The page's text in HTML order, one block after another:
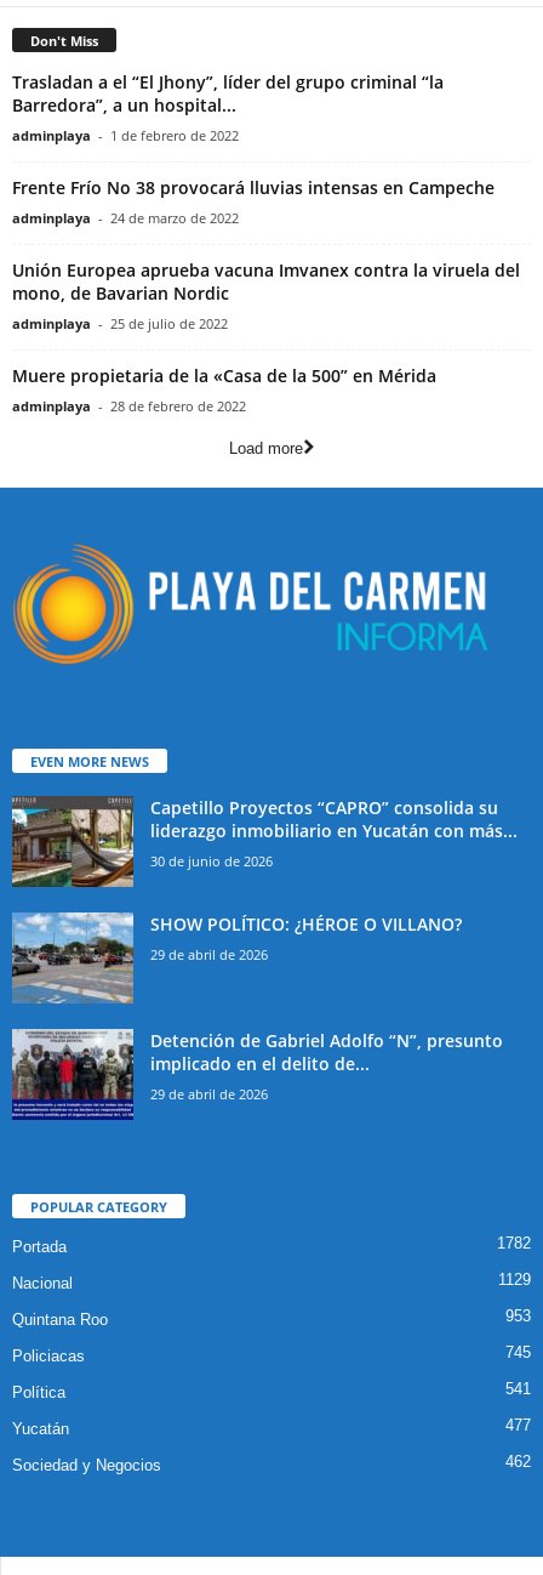
Don't Miss
Trasladan a el “El Jhony”, líder del grupo criminal “la
Barredora”, a un hospital...
adminplaya - 1 de febrero de 2022
Frente Frío No 38 provocará lluvias intensas en Campeche
adminplaya - 24 de marzo de 2022
Unión Europea aprueba vacuna Imvanex contra la viruela del
mono, de Bavarian Nordic
adminplaya - 25 de julio de 2022
Muere propietaria de la «Casa de la 500” en Mérida
adminplaya - 28 de febrero de 2022
Load more
EVEN MORE NEWS
Capetillo Proyectos “CAPRO” consolida su
liderazgo inmobiliario en Yucatán con más...
30 de junio de 2026
SHOW POLÍTICO: ¿HÉROE O VILLANO?
29 de abril de 2026
Detención de Gabriel Adolfo “N”, presunto
implicado en el delito de...
29 de abril de 2026
POPULAR CATEGORY
Portada 1782
Nacional 1129
Quintana Roo 953
Policiacas 745
Política 541
Yucatán 477
Sociedad y Negocios 462